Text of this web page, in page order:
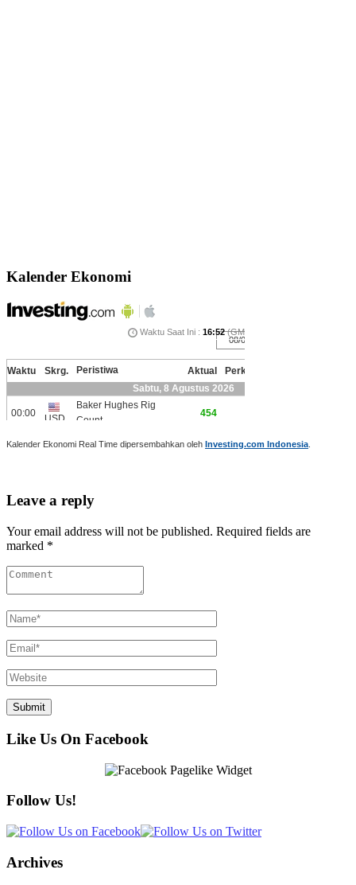
Kalender Ekonomi
Kalender Ekonomi Real Time dipersembahkan oleh Investing.com Indonesia
Leave a reply
Your email address will not be published. Required fields are
marked *
Like Us On Facebook
Follow Us!
Archives